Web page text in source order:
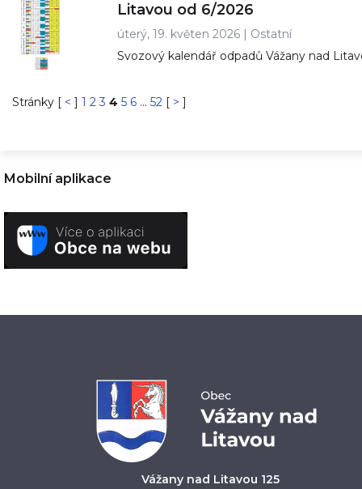
Litavou od 6/2026
úterý, 19. květen 2026 | Ostatní
Svozový kalendář odpadů Vážany nad
Stránky [ < ] 1 23 4 5 6 ... 52 [ > ]
Mobilní aplikace
Vážany nad Litavou 125